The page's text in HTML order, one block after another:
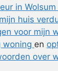
in
huis
voor mijn
woning en
over